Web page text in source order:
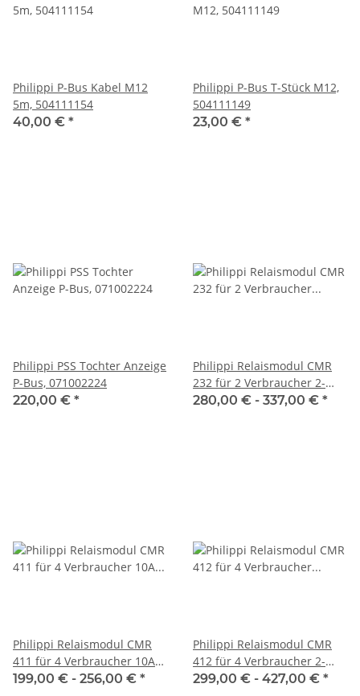
Philippi P-Bus Kabel M12
5m, 504111154
40,00 € *
Philippi P-Bus T-Stück M12,
504111149
23,00 € *
Philippi PSS Tochter Anzeige
P-Bus, 071002224
220,00 € *
Philippi Relaismodul CMR
232 für 2 Verbraucher 2-
polig 30A 07100x232
280,00 € - 337,00 € *
Philippi Relaismodul CMR
411 für 4 Verbraucher 10A
07100x811
199,00 € - 256,00 € *
Philippi Relaismodul CMR
412 für 4 Verbraucher 2-
polig 10A 07100x412
299,00 € - 427,00 € *